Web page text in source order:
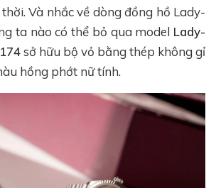
Và nhắc về dòng đồng hồ Lady-
ta nào có thể bỏ qua model Lady-
sở hữu bộ vỏ bằng thép không gỉ
hồng phớt nữ tính.